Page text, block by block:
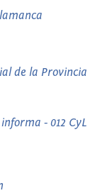
de la Provincia
- 012